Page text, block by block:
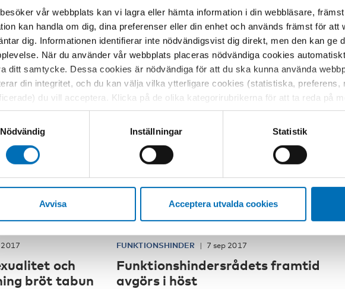
vår webbplats kan vi lagra eller hämta information i din webbläsare,
kan handla om dig, dina preferenser eller din enhet och används främst för att
dig. Informationen identifierar inte nödvändigsvist dig direkt, men den kan ge
När du använder vår webbplats placeras nödvändiga cookies
ditt samtycke. Dessa cookies är nödvändiga för att du ska kunna använda
din integritet, och du kan välja vilka ytterligare cookies (statistiska, preferens,
du vill acceptera. Klicka på de olika kategorirubrikerna för att ta reda på
för cookies. Observera att blockering av cookies kan påverka din upplevelse
Om du har besökt vår webbplats tidigare och accepterat användningen av
att navigera till sekretessinställningarna i din webbläsare.
Nödvändig
Inställningar Statistik
Avvisa Acceptera utvalda cookies
reproduktiva rä
2017
och
bröt tabun
FUNKTIONSHINDER 7 sep 2017
Funktionshindersrådets framtid
avgörs i höst